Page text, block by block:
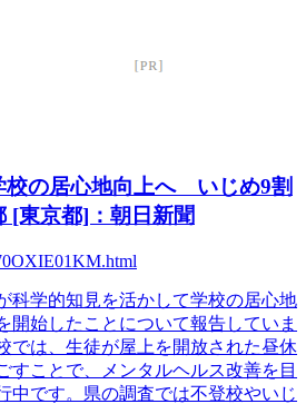
校の居心地向上へ いじめ9割
東京都]：朝日新聞
科学的知見を活かして学校の居心地
開始したことについて報告していま
では、生徒が屋上を開放された昼休
すことで、メンタルヘルス改善を目
中です。県の調査では不登校やいじ